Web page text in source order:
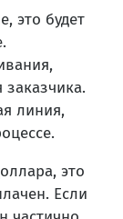
это будет
линия,
это
Если